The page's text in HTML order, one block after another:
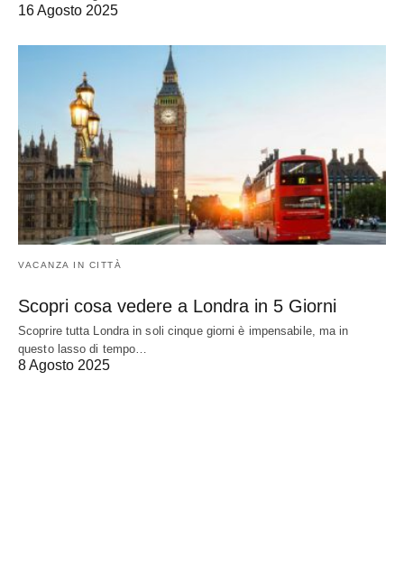
16 Agosto 2025
VACANZA IN CITTÀ
Scopri cosa vedere a Londra in 5 Giorni
Scoprire tutta Londra in soli cinque giorni è impensabile, ma in
questo lasso di tempo…
8 Agosto 2025